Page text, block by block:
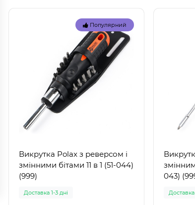
Популярний
Викрутка Polax з реверсом і
змінними бітами 11 в 1 (51-044)
(999)
Доставка 1-3 дні
043)
Доставка